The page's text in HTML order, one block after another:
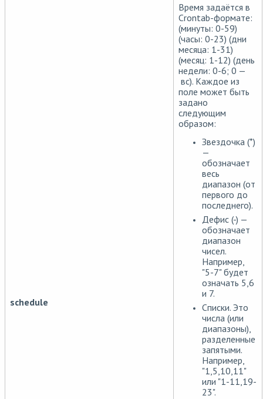
schedule
Время задаётся в
Crontab-формате:
(минуты: 0-59)
(часы: 0-23) (дни
месяца: 1-31)
(месяц: 1-12) (день
недели: 0-6; 0 —
вс). Каждое из
поле может быть
задано
следующим
образом:
Звездочка (*)
—
обозначает
весь
диапазон (от
первого до
последнего).
Дефис (-) —
обозначает
диапазон
чисел.
Например,
"5-7" будет
означать 5,6
и 7.
Списки. Это
числа (или
диапазоны),
разделенные
запятыми.
Например,
"1,5,10,11"
или "1-11,19-
23".